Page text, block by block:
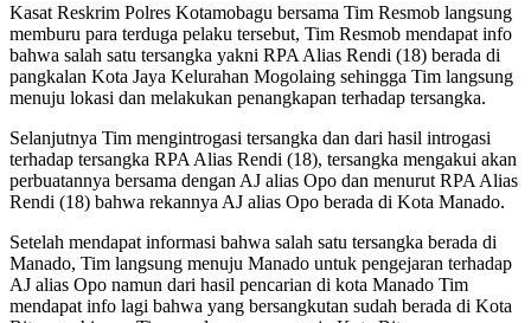
Kasat Reskrim Polres Kotamobagu bersama Tim Resmob langsung
memburu para terduga pelaku tersebut, Tim Resmob mendapat info
bahwa salah satu tersangka yakni RPA Alias Rendi (18) berada di
pangkalan Kota Jaya Kelurahan Mogolaing sehingga Tim langsung
menuju lokasi dan melakukan penangkapan terhadap tersangka.
Selanjutnya Tim mengintrogasi tersangka dan dari hasil introgasi
terhadap tersangka RPA Alias Rendi (18), tersangka mengakui akan
perbuatannya bersama dengan AJ alias Opo dan menurut RPA Alias
Rendi (18) bahwa rekannya AJ alias Opo berada di Kota Manado.
Setelah mendapat informasi bahwa salah satu tersangka berada di
Manado, Tim langsung menuju Manado untuk pengejaran terhadap
AJ alias Opo namun dari hasil pencarian di kota Manado Tim
mendapat info lagi bahwa yang bersangkutan sudah berada di Kota